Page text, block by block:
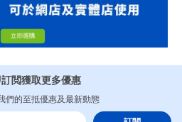
閲獲取更多優惠
們的至抵優惠及最新動態